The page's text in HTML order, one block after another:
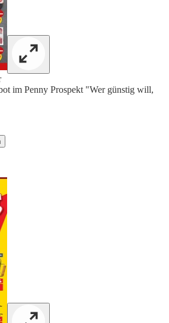
im Penny Prospekt "Wer günstig will,